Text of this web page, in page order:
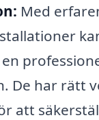
Med
De har rätt
att